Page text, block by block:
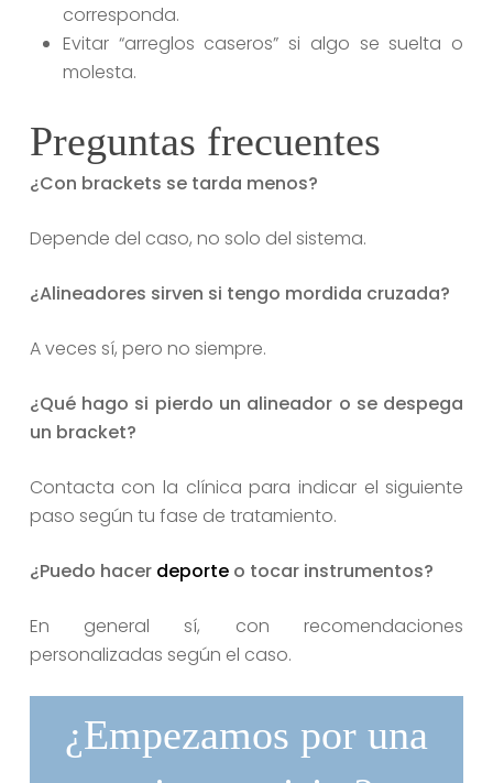
corresponda.
Evitar “arreglos caseros” si algo se suelta o
molesta.
Preguntas frecuentes
¿Con brackets se tarda menos?
Depende del caso, no solo del sistema.
¿Alineadores sirven si tengo mordida cruzada?
A veces sí, pero no siempre.
¿Qué hago si pierdo un alineador o se despega
un bracket?
Contacta con la clínica para indicar el siguiente
paso según tu fase de tratamiento.
¿Puedo hacer deporteo tocar instrumentos?
En general sí, con recomendaciones
personalizadas según el caso.
¿Empezamos por una